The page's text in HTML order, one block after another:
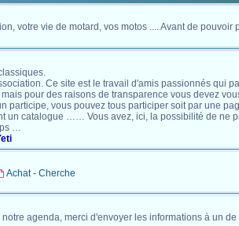
votre vie de motard, vos motos .... Avant de
Ce site est le travail d'amis passionnés qui
pour des raisons de transparence vous devez
participe, vous pouvez tous participer soit par une
un catalogue …… Vous avez, ici, la possibilité de ne
…
Achat - Cherche
agenda, merci d'envoyer les informations à un